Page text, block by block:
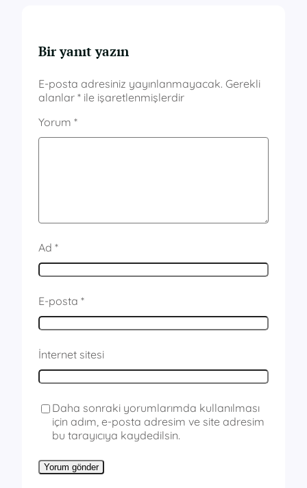
Bir yanıt yazın
E-posta adresiniz yayınlanmayacak. Gerekli
alanlar * ile işaretlenmişlerdir
Yorum *
Ad *
E-posta *
İnternet sitesi
Daha sonraki yorumlarımda kullanılması
için adım, e-posta adresim ve site adresim
bu tarayıcıya kaydedilsin.